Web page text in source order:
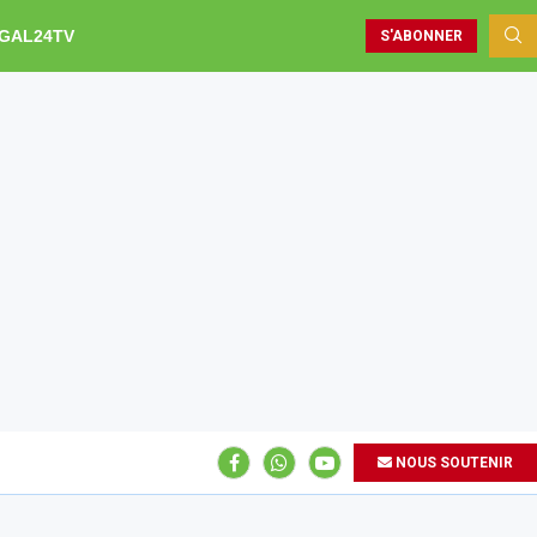
S'ABONNER
NOUS SOUTENIR